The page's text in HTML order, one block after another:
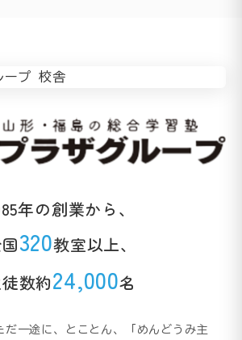
年の創業から、
320教室以上、
数約24,000名
だ一途に、とことん、「めんどうみ主